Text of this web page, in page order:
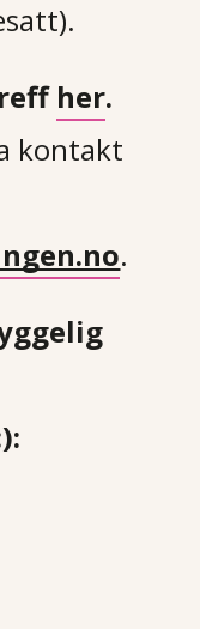
her.
kontakt
.